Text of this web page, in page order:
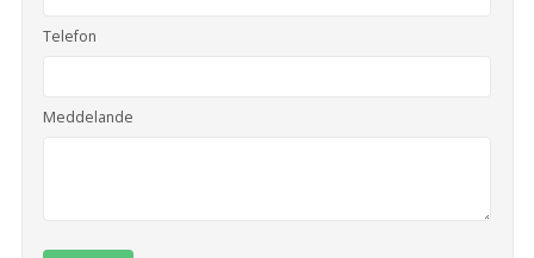
Telefon
Meddelande